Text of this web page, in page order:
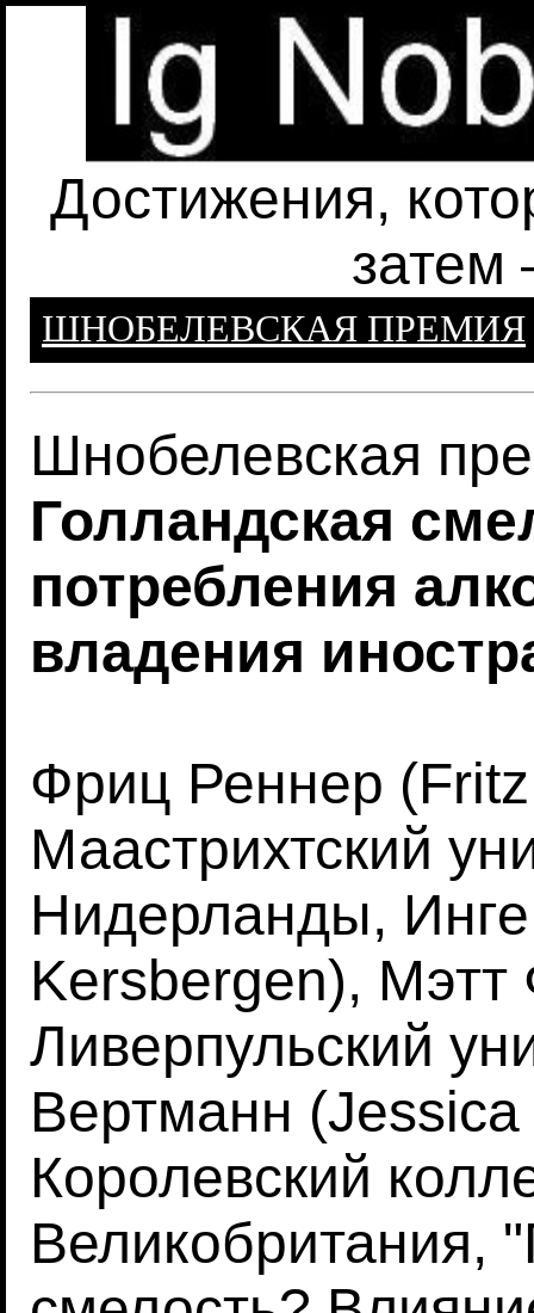
Достижения,
затем
ШНОБЕЛЕВСКАЯ ПРЕМИЯ
Шнобелевская
Голландская
потребления
владения
Фриц Реннер
Маастрихтский
Нидерланды,
Kersbergen),
Ливерпульский
Вертманн
Королевский
Великобритания,